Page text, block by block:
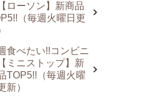
ローソン】新商品
（毎週火曜日更
食べたい!!コンビニ
ミニストップ】新
TOP5!!（毎週火曜
新）